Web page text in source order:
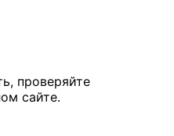
проверяйте
сайте.